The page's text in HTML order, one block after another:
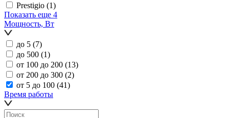
Prestigio (1)
Показать еще 4
Мощность, Вт
до 5 (7)
до 500 (1)
от 100 до 200 (13)
от 200 до 300 (2)
от 5 до 100 (41)
Время работы